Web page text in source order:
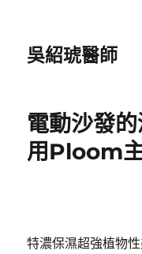
吳紹琥醫師
電動沙發
用Ploom
特濃保濕超強植物